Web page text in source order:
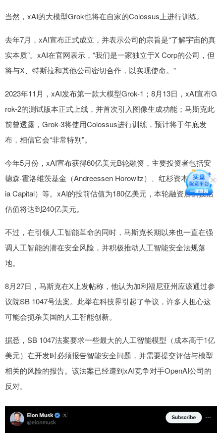
当然，xAI的大模型Grok也将在自家的Colossus上进行训练。
去年7月，xAI宣布正式成立，并表示公司的宗旨是“了解宇宙的真
实本质”。xAI在官网表示，“我们是一家独立于X Corp的公司，但
将与X、特斯拉和其他公司密切合作，以实现使命。”
2023年11月，xAI发布第一款大模型Grok-1；8月13日，xAI宣布G
rok-2的测试版本正式上线，并首次引入图像生成功能；马斯克此
前曾透露，Grok-3将使用Colossus进行训练，预计将于年底发
布，相信它会“非常特别”。
今年5月份，xAI宣布获得60亿美元B轮融资，主要投资者包括安
德森·霍洛维茨基金（Andreessen Horowitz）、红杉资本（Sequo
ia Capital）等。xAI的投前估值为180亿美元，本轮融资后的投后
估值将达到240亿美元。
不过，在引领人工智能革命的同时，马斯克长期以来也一直在强
调人工智能的潜在安全风险，并积极推动人工智能安全法规落
地。
8月27日，马斯克在X上发帖称，他认为加利福尼亚州应该通过参
议院SB 1047号法案。此举在科技界引起了争议，许多人担心这
可能会扼杀美国的人工智能创新。
据悉，SB 1047法案要求一些最大的人工智能模型（成本高于1亿
美元）在开发时必须报告智能安全问题，并需要提交评估与模型
相关的风险的报告。该法案已经遭到xAI竞争对手OpenAI公司的
反对。